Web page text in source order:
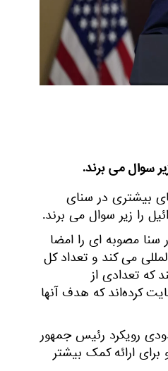
سوال می برند.
بیشتری در سنای
را زیر سوال می برند.
سنا مصوبه ای را امضا
می کند و تعداد کل
می‌کند که تعدادی از
کرده‌اند که هدف آنها
رویکرد رئیس جمهور
ارائه کمک بیشتر